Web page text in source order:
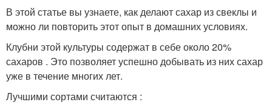
В этой статье вы узнаете, как делают сахар из свеклы и
можно ли повторить этот опыт в домашних условиях.
Клубни этой культуры содержат в себе около 20%
сахаров . Это позволяет успешно добывать из них сахар
уже в течение многих лет.
Лучшими сортами считаются :